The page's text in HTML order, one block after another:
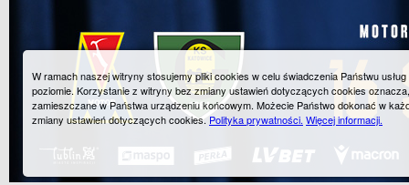
W ramach naszej witryny stosujemy pliki cookies w celu świadczenia Państwu
poziomie. Korzystanie z witryny bez zmiany ustawień dotyczących cookies
zamieszczane w Państwa urządzeniu końcowym. Możecie Państwo dokonać w
zmiany ustawień dotyczących cookies.Polityka prywatności. Więcej informacji.